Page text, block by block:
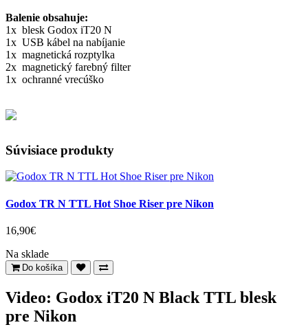
Balenie obsahuje:
1x blesk Godox iT20 N
1x USB kábel na nabíjanie
1x magnetická rozptylka
2x magnetický farebný filter
1x ochranné vrecúško
Súvisiace produkty
Godox TR N TTL Hot Shoe Riser pre Nikon
16,90€
Na sklade
Do košíka
Video: Godox iT20 N Black TTL blesk
pre Nikon